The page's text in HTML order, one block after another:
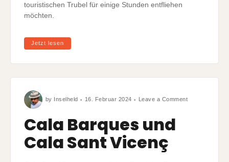
touristischen Trubel für einige Stunden entfliehen
möchten.
Jetzt lesen
by Inselheld 16. Februar 2024 Leave a CommentCala
Cala Barques und
Cala Sant Vicenç